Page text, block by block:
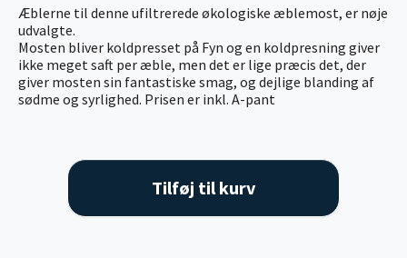
Æblerne til denne ufiltrerede økologiske æblemost, er nøje
udvalgte.
Mosten bliver koldpresset på Fyn og en koldpresning giver
ikke meget saft per æble, men det er lige præcis det, der
giver mosten sin fantastiske smag, og dejlige blanding af
sødme og syrlighed. Prisen er inkl. A-pant
Tilføj til kurv